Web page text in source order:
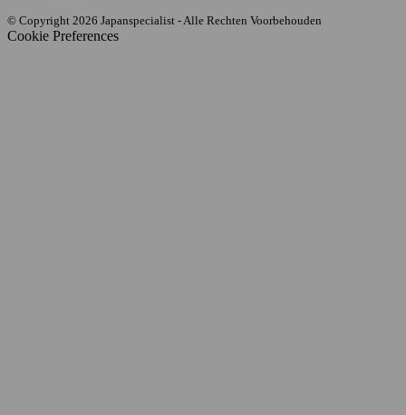
© Copyright 2026 Japanspecialist - Alle Rechten Voorbehouden
Cookie Preferences